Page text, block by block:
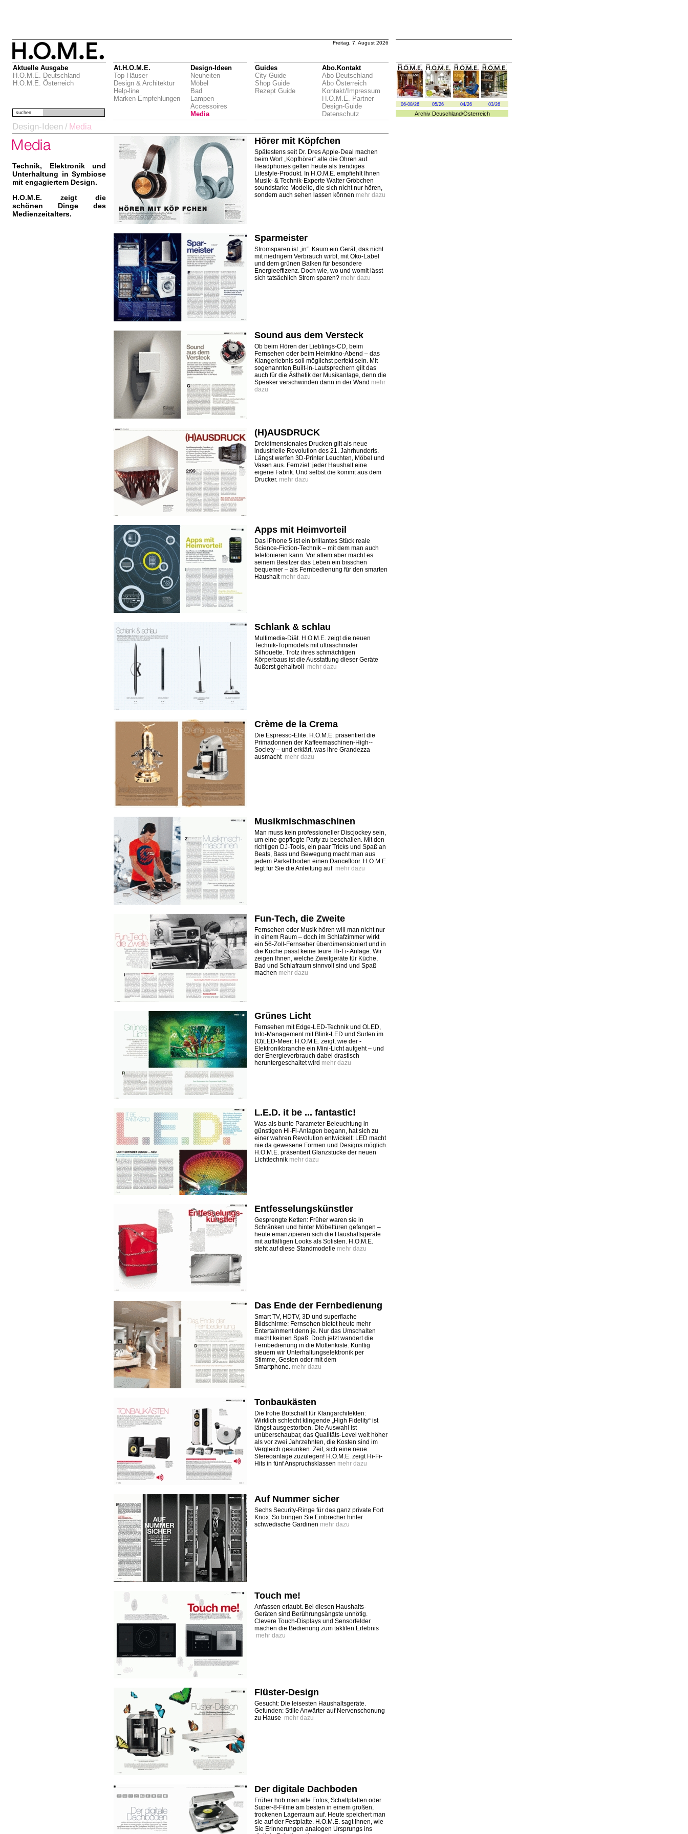
Freitag, 7. August 2026
Aktuelle Ausgabe
H.O.M.E. Deutschland
H.O.M.E. Österreich
At.H.O.M.E.
Top Häuser
Design & Architektur
Help-line
Marken-Empfehlungen
Design-Ideen
Neuheiten
Möbel
Bad
Lampen
Accessoires
Media
Guides
City Guide
Shop Guide
Rezept Guide
Abo.Kontakt
Abo Deutschland
Abo Österreich
Kontakt/Impressum
H.O.M.E. Partner
Design-Guide
Datenschutz
06-08/26 05/26 04/26 03/26
Archiv Deuschland/Österreich
suchen
Design-Ideen / Media
Technik, Elektronik und
Unterhaltung in Symbiose
mit engagiertem Design.
H.O.M.E. zeigt die
schönen Dinge des
Medienzeitalters.
Hörer mit Köpfchen
Spätestens seit Dr. Dres Apple-Deal machen
beim Wort „Kopfhörer“ alle die Ohren auf.
Headphones gelten heute als trendiges
Lifestyle-Produkt. In H.O.M.E. empfiehlt Ihnen
Musik- & Technik-Experte Walter Gröbchen
soundstarke Modelle, die sich nicht nur hören,
sondern auch sehen lassen können mehr dazu
Sparmeister
Stromsparen ist „in“. Kaum ein Gerät, das nicht
mit niedrigem Verbrauch wirbt, mit Öko-Label
und dem grünen Balken für besondere
Energieeffizenz. Doch wie, wo und womit lässt
sich tatsächlich Strom sparen? mehr dazu
Sound aus dem Versteck
Ob beim Hören der Lieblings-CD, beim
Fernsehen oder beim Heimkino-Abend – das
Klangerlebnis soll möglichst perfekt sein. Mit
sogenannten Built-in-Lautsprechern gilt das
auch für die Ästhetik der Musikanlage, denn die
Speaker verschwinden dann in der Wand mehr
dazu
(H)AUSDRUCK
Dreidimensionales Drucken gilt als neue
industrielle Revolution des 21. Jahrhunderts.
Längst werfen 3D-Printer Leuchten, Möbel und
Vasen aus. Fernziel: jeder Haushalt eine
eigene Fabrik. Und selbst die kommt aus dem
Drucker. mehr dazu
Apps mit Heimvorteil
Das iPhone 5 ist ein brillantes Stück reale
Science-Fiction-Technik – mit dem man auch
telefonieren kann. Vor allem aber macht es
seinem Besitzer das Leben ein bisschen
bequemer – als Fernbedienung für den smarten
Haushalt mehr dazu
Schlank & schlau
Multimedia-Diät. H.O.M.E. zeigt die neuen
Technik-Topmodels mit ultraschmaler
Silhouette. Trotz ihres schmächtigen
Körperbaus ist die Ausstattung dieser Geräte
äußerst gehaltvoll mehr dazu
Crème de la Crema
Die Espresso-Elite. H.O.M.E. präsentiert die
Primadonnen der Kaffeemaschinen-High-­
Society – und erklärt, was ihre Grandezza
ausmacht mehr dazu
Musikmischmaschinen
Man muss kein professioneller Discjockey sein,
um eine gepflegte Party zu beschallen. Mit den
richtigen DJ-Tools, ein paar Tricks und Spaß an
Beats, Bass und Bewegung macht man aus
jedem Parkettboden einen Dancefloor. H.O.M.E.
legt für Sie die Anleitung auf mehr dazu
Fun-Tech, die Zweite
Fernsehen oder Musik hören will man nicht nur
in einem Raum – doch im Schlafzimmer wirkt
ein 56-Zoll-Fernseher überdimensioniert und in
die Küche passt keine teure Hi-Fi- Anlage. Wir
zeigen Ihnen, welche Zweitgeräte für Küche,
Bad und Schlafraum sinnvoll sind und Spaß
machen mehr dazu
Grünes Licht
Fernsehen mit Edge-LED-Technik und OLED,
Info-Management mit Blink-LED und Surfen im
(O)LED-Meer: H.O.M.E. zeigt, wie der ­
Elektronikbranche ein Mini-Licht ­aufgeht – und
der Energieverbrauch dabei drastisch
heruntergeschaltet wird mehr dazu
L.E.D. it be ... fantastic!
Was als bunte Parameter-Beleuchtung in
günstigen Hi-Fi-­Anlagen begann, hat sich zu
einer wahren Revolution entwickelt: LED macht
nie da ­gewesene Formen und Designs möglich.
H.O.M.E. präsentiert Glanzstücke der neuen
Lichttechnik mehr dazu
Entfesselungskünstler
Gesprengte Ketten: Früher waren sie in
Schränken und hinter Möbeltüren gefangen –
heute emanzipieren sich die Haushaltsgeräte
mit auffälligen Looks als Solisten. H.O.M.E.
steht auf diese Standmodelle mehr dazu
Das Ende der Fernbedienung
Smart TV, HDTV, 3D und superflache
Bildschirme: Fernsehen bietet heute mehr
Entertainment denn je. Nur das Umschalten
macht keinen Spaß. Doch jetzt wandert die
Fernbedienung in die Mottenkiste. Künftig
steuern wir Unterhaltungselektronik per
Stimme, Gesten oder mit dem
Smartphone. mehr dazu
Tonbaukästen
Die frohe Botschaft für Klangarchitekten:
Wirklich schlecht klingende „High Fidelity“ ist
längst ausgestorben. Die Auswahl ist
unüberschaubar, das Qualitäts-Level weit höher
als vor zwei Jahrzehnten, die Kosten sind im
Vergleich gesunken. Zeit, sich eine neue
Stereoanlage zuzulegen! H.O.M.E. zeigt Hi-Fi-
Hits in fünf Anspruchsklassen mehr dazu
Auf Nummer sicher
Sechs Security-Ringe für das ganz private Fort
Knox: So bringen Sie Einbrecher hinter
schwedische Gardinen mehr dazu
Touch me!
Anfassen erlaubt. Bei diesen Haushalts-
Geräten sind Berührungsängste unnötig.
Clevere Touch-Displays und Sensorfelder
machen die Bedienung zum taktilen Erlebnis
mehr dazu
Flüster-Design
Gesucht: Die leisesten Haushaltsgeräte.
Gefunden: Stille Anwärter auf Nervenschonung
zu Hause mehr dazu
Der digitale Dachboden
Früher hob man alte Fotos, Schallplatten oder
Super-8-Filme am besten in einem großen,
trockenen Lagerraum auf. Heute speichert man
sie auf der Festplatte. H.O.M.E. sagt Ihnen, wie
Sie Erinnerungen analogen Ursprungs ins